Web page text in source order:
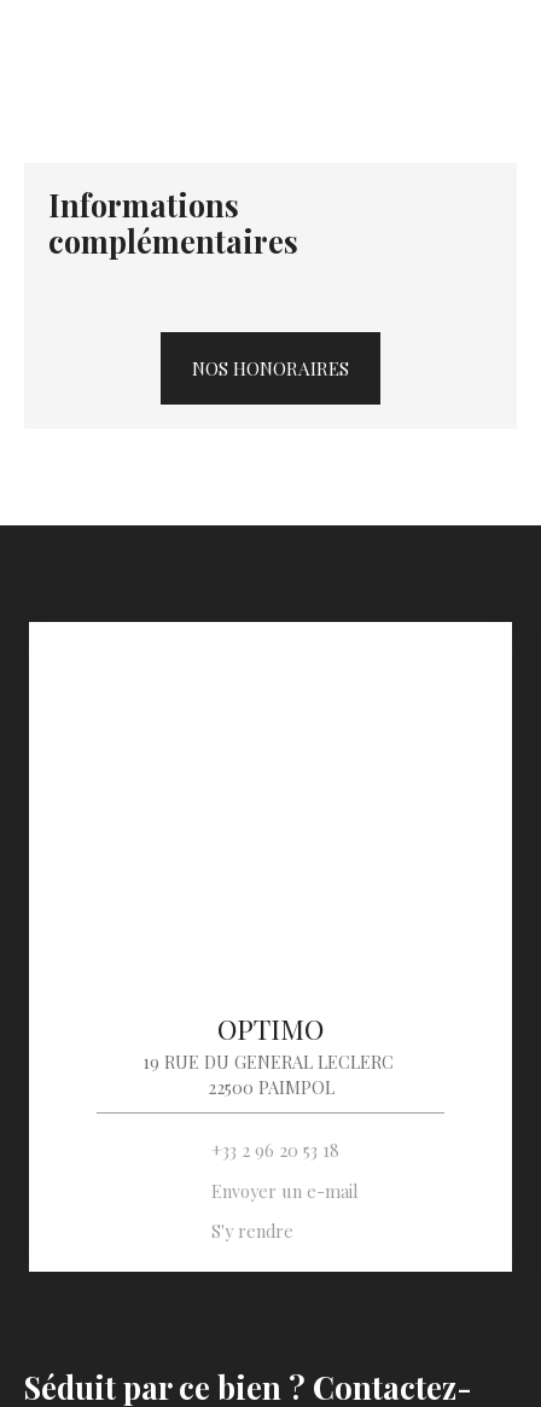
Informations
complémentaires
NOS HONORAIRES
OPTIMO
19 RUE DU GENERAL LECLERC
22500 PAIMPOL
+33 2 96 20 53 18
Envoyer un e-mail
S'y rendre
Séduit par ce bien ? Contactez-